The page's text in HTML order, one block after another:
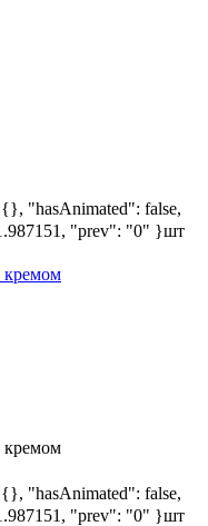
"hasAnimated": false,
"prev": "0" }шт
кремом
кремом
"hasAnimated": false,
"prev": "0" }шт